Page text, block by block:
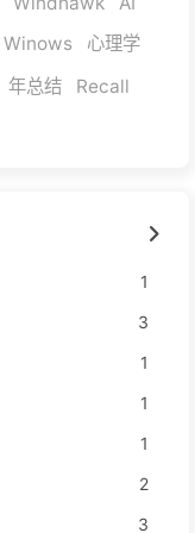
Winows
心理学
年总结
Recall
1
3
1
1
1
2
3